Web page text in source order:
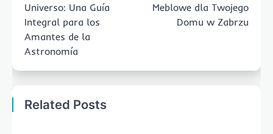
Universo: Una Guía
Integral para los
Amantes de la
Astronomía
Meblowe dla Twojego
Domu w Zabrzu
Related Posts